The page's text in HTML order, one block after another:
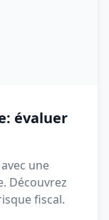
évaluer
une
Découvrez
fiscal.